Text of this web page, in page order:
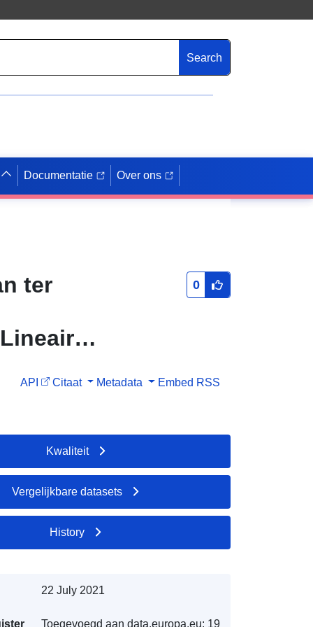
Search
Documentatie Over ons
ter
0
API Citaat Metadata Embed RSS
Kwaliteit
Vergelijkbare datasets
History
22 July 2021
Toegevoegd aan data.europa.eu: 19